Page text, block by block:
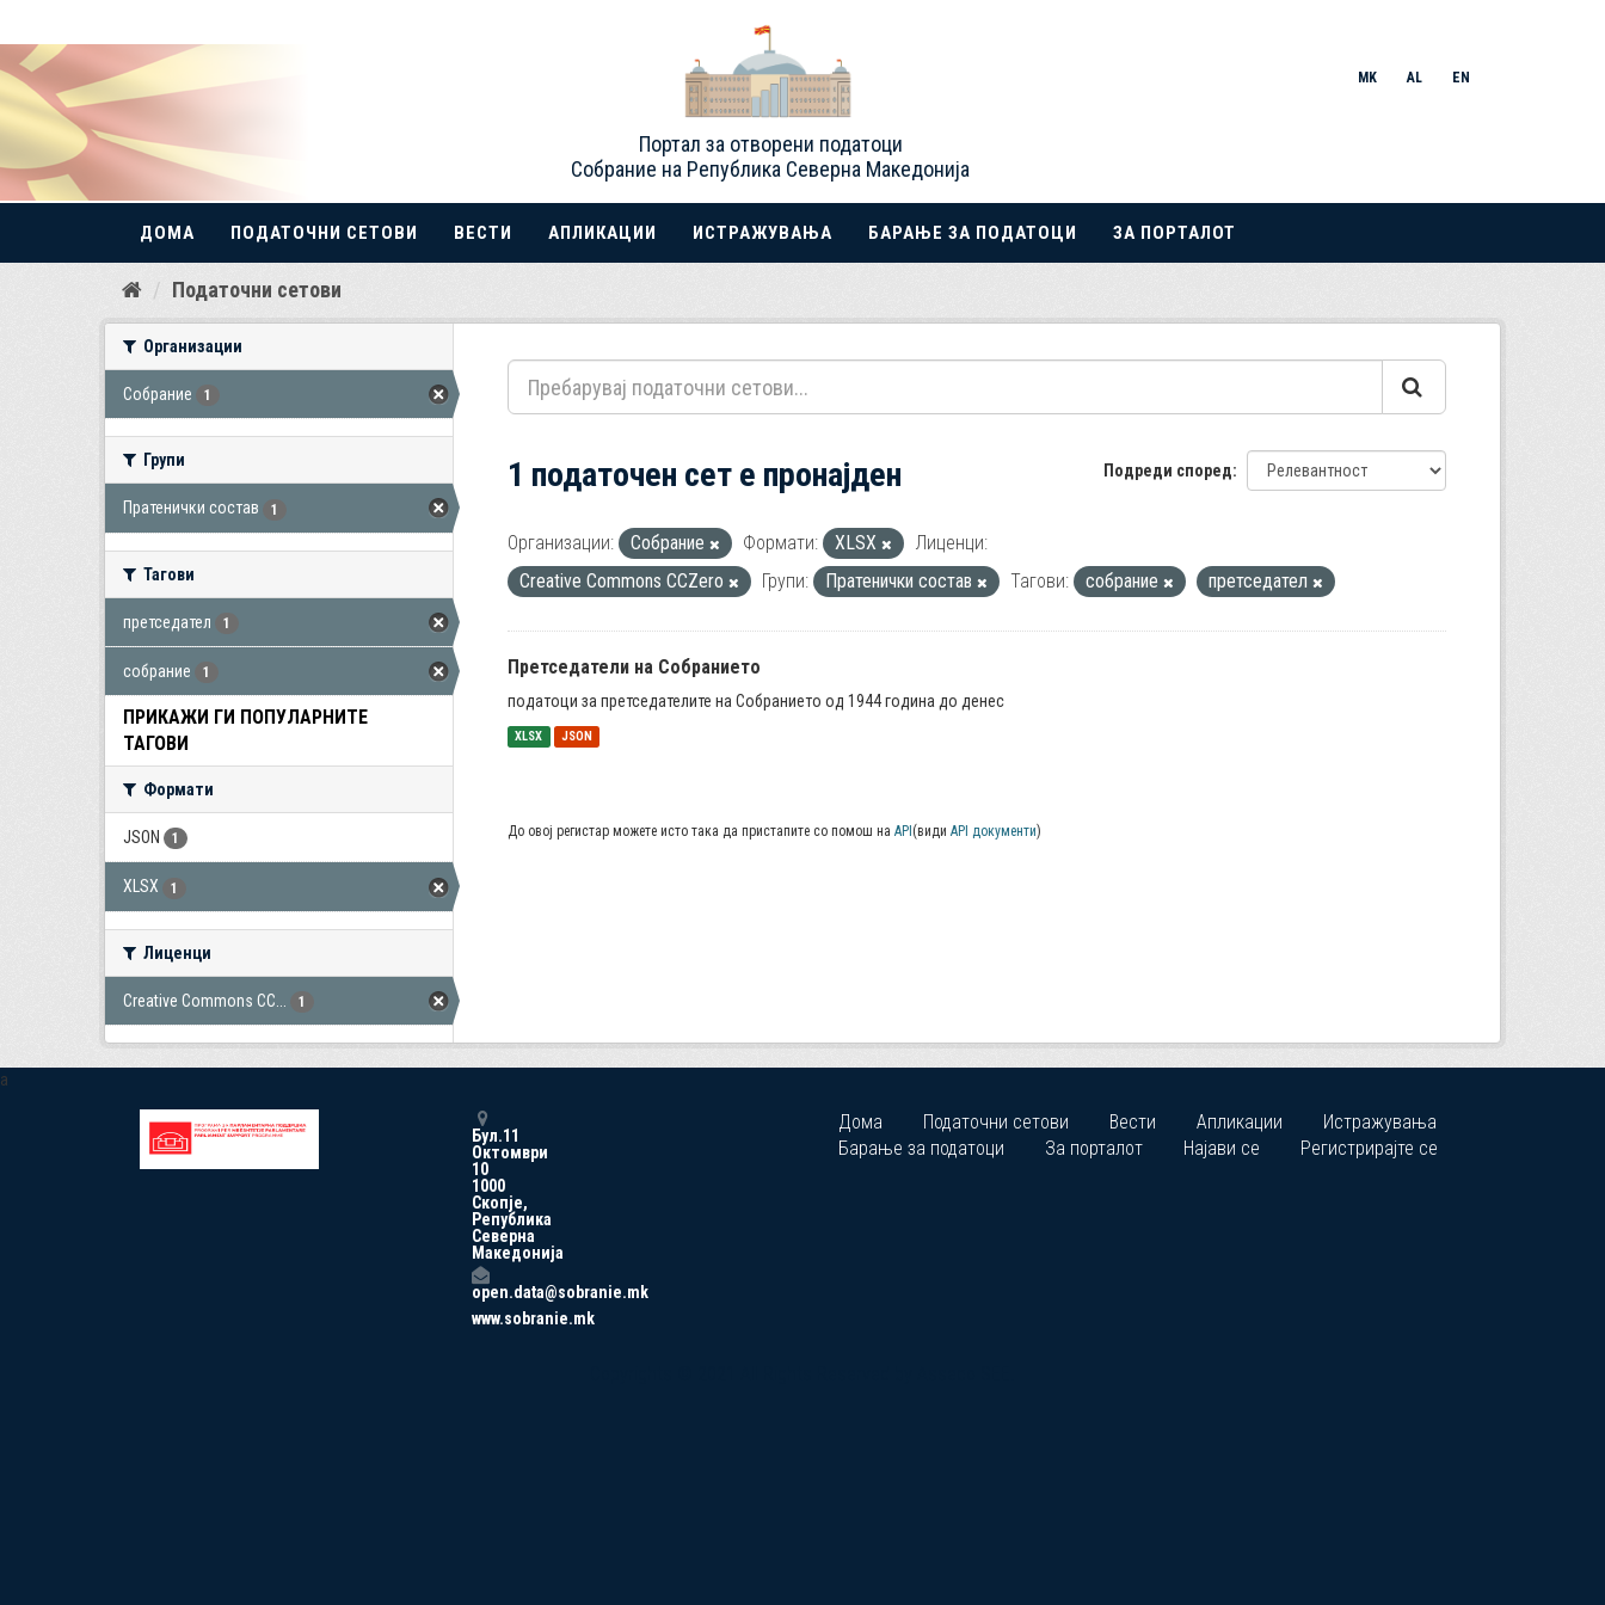
Прескокнете
Портал за отворени податоци
Собрание на Република Северна Македонија
MK AL EN
ДОМА ПОДАТОЧНИ СЕТОВИ ВЕСТИ АПЛИКАЦИИ ИСТРАЖУВАЊА БАРАЊЕ ЗА ПОДАТОЦИ ЗА ПОРТАЛОТ
Податочни сетови
Организации
Собрание 1
Групи
Пратенички состав 1
Тагови
претседател 1
собрание 1
ПРИКАЖИ ГИ ПОПУЛАРНИТЕ
ТАГОВИ
Формати
JSON 1
XLSX 1
Лиценци
Creative Commons CC... 1
Подреди според
1 податочен сет е пронајден
Организации: Собрание Формати: XLSX
Лиценци:
Creative Commons CCZero
Групи: Пратенички состав Тагови: собрание претседател
Претседатели на Собранието
податоци за претседателите на Собранието од 1944 година до денес
XLSX JSON
До овој регистар можете исто така да пристапите со помош на API (види API документи)
a
Бул.11
Октомври
10
1000
Скопје,
Република
Северна
Македонија
open.data@sobranie.mk
www.sobranie.mk
Дома Податочни сетови Вести Апликации
Истражувања
Барање за податоци
За порталот Најави се Регистрирајте се